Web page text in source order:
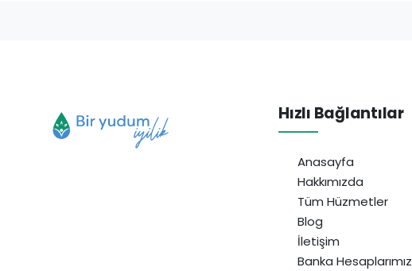
Hızlı Bağlantılar
Anasayfa
Hakkımızda
Tüm Hüzmetler
Blog
İletişim
Banka Hesaplarımız